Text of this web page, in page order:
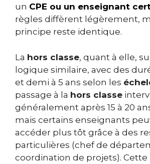
un CPE ou un enseignant
règles diffèrent légèrement,
principe reste identique.
La hors classe, quant à elle,
logique similaire, avec des
et demi à 5 ans selon les
passage à la hors classe
généralement après 15 à 20
mais certains enseignants
accéder plus tôt grâce à des
particulières (chef de
coordination de projets).